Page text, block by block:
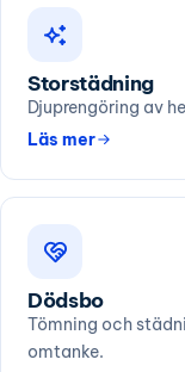
Storstädning
Djuprengöring av
Läs mer
Dödsbo
Tömning och
omtanke.